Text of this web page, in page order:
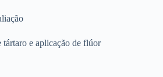
tártaro e aplicação de flúor